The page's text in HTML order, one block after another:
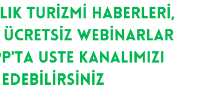
Turizmi Kongresi” 16-
arasında Kuzey Afrika’nın
potansiyeline